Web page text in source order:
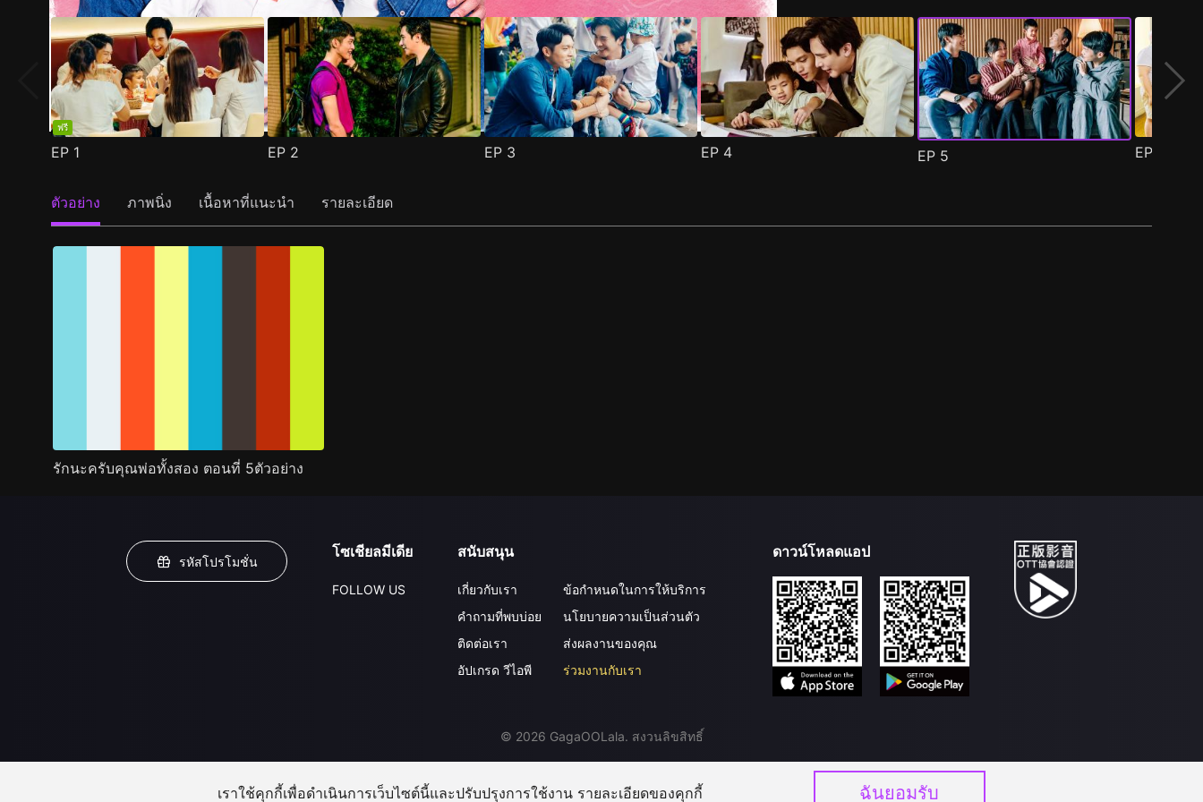
ฟรี
EP 1 EP 2 EP 3 EP 4 EP 5 EP
ตัวอย่าง ภาพนิ่ง เนื้อหาที่แนะนำ รายละเอียด
รักนะครับคุณพ่อทั้งสอง ตอนที่ 5ตัวอย่าง
รหัสโปรโมชั่น
โซเชียลมีเดีย
FOLLOW US
สนับสนุน
เกี่ยวกับเรา
คำถามที่พบบ่อย
ติดต่อเรา
อัปเกรด วีไอพี
ข้อกำหนดในการให้บริการ
นโยบายความเป็นส่วนตัว
ส่งผลงานของคุณ
ร่วมงานกับเรา
ดาวน์โหลดแอป
© 2026 GagaOOLala. สงวนลิขสิทธิ์
เราใช้คุกกี้เพื่อดำเนินการเว็บไซต์นี้และปรับปรุงการใช้งาน รายละเอียดของคุกกี้ ฉันยอมรับ